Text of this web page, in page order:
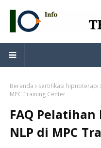
Beranda sertifikasi hipnoterapi
MPC Training Center
FAQ
NLP di MPC